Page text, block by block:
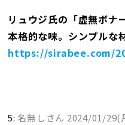
リュウジ氏の「虚無ボナ
本格的な味。シンプルな
https://sirabee.com/
5:名無しさん 2024/01/29(